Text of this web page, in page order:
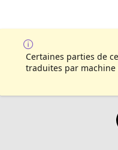
Certaines parties de
traduites par machine